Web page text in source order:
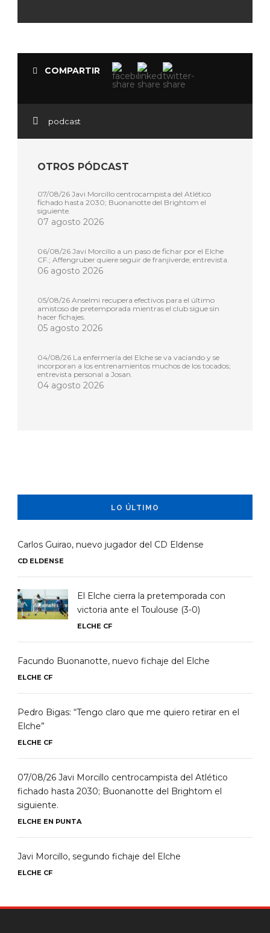
COMPARTIR
podcast
OTROS PÓDCAST
07/08/26 Javi Morcillo centrocampista del Atlético
fichado hasta 2030; Buonanotte del Brightom el
siguiente.
07 agosto 2026
06/08/26 Javi Morcillo a un paso de fichar por el Elche
CF.; Affengruber quiere seguir de franjiverde; entrevista.
06 agosto 2026
05/08/26 Anselmi recupera efectivos para el último
amistoso de pretemporada mientras el club sigue sin
hacer fichajes.
05 agosto 2026
04/08/26 La enfermería del Elche se va vaciando y se
incorporan a los entrenamientos muchos de los tocados;
entrevista personal a Josan.
04 agosto 2026
LO ÚLTIMO
Carlos Guirao, nuevo jugador del CD Eldense
CD ELDENSE
El Elche cierra la pretemporada con
victoria ante el Toulouse (3-0)
ELCHE CF
Facundo Buonanotte, nuevo fichaje del Elche
ELCHE CF
Pedro Bigas: “Tengo claro que me quiero retirar en el
Elche”
ELCHE CF
07/08/26 Javi Morcillo centrocampista del Atlético
fichado hasta 2030; Buonanotte del Brightom el
siguiente.
ELCHE EN PUNTA
Javi Morcillo, segundo fichaje del Elche
ELCHE CF